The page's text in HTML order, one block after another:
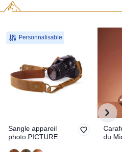
Personnalisable
Sangle appareil
photo PICTURE
du